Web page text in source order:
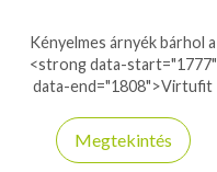
Kényelmes árnyék bárhol a
<strong data-start="1777"
data-end="1808">Virtufit
A 180 cm-es méret ideális
pihenéshez, míg a levehető
Megtekintés